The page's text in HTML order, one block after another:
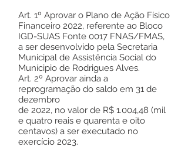
Art. 1º Aprovar o Plano de Ação Físico
Financeiro 2022, referente ao Bloco
IGD-SUAS Fonte 0017 FNAS/FMAS,
a ser desenvolvido pela Secretaria
Municipal de Assistência Social do
Munícipio de Rodrigues Alves.
Art. 2º Aprovar ainda a
reprogramação do saldo em 31 de
dezembro
de 2022, no valor de R$ 1.004,48 (mil
e quatro reais e quarenta e oito
centavos) a ser executado no
exercício 2023.